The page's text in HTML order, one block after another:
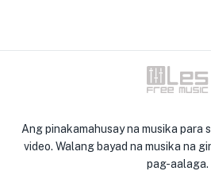
Ang pinakamahusay na musika para
video. Walang bayad na musika na
pag-aalaga.